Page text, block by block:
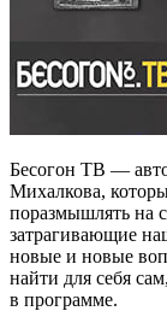
Бесогон ТВ —
Михалкова,
поразмышлять на
затрагивающие
новые и новые
найти для себя
в программе.